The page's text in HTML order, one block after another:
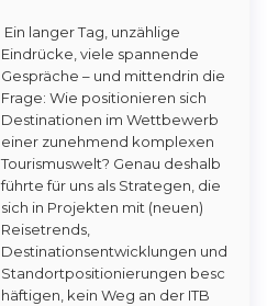
Ein langer Tag, unzählige
Eindrücke, viele spannende
Gespräche – und mittendrin die
Frage: Wie positionieren sich
Destinationen im Wettbewerb
einer zunehmend komplexen
Tourismuswelt? Genau deshalb
führte für uns als Strategen, die
sich in Projekten mit (neuen)
Reisetrends,
Destinationsentwicklungen und
Standortpositionierungen besc
häftigen, kein Weg an der ITB